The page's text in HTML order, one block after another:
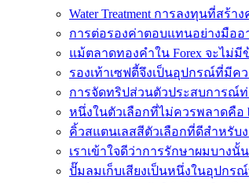
Water Treatment การลงทุนที่สร้
การต่อรองค่าตอบแทนอย่างมือ
แม้ตลาดทองคำใน Forex จะไม่มี
รองเท้าเซฟตี้จึงเป็นอุปกรณ์ที่มีค
การจัดทริปส่วนตัวประสบการณ์ท่
หนึ่งในตัวเลือกที่ไม่ควรพลาดคือ
คิ้วสแตนเลสสีตัวเลือกที่ดีสำหรั
เราเข้าใจดีว่าการรักษาผมบาง
ปั๊มลมเก็บเสียงเป็นหนึ่งในอุปกร